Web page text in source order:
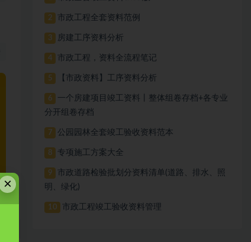
2 市政工程全套资料范例
3 房建工序资料分析
4 市政工程，资料全流程笔记
5 【市政资料】工序资料分析
6
一个房建项目竣工资料丨整体组卷存档+各专业
分开组卷存档
7 公园园林全套竣工验收资料范本
8 专项施工方案大全
9
市政道路检验批划分资料清单(道路、排水、照
明、绿化)
10 市政工程竣工验收资料管理
×